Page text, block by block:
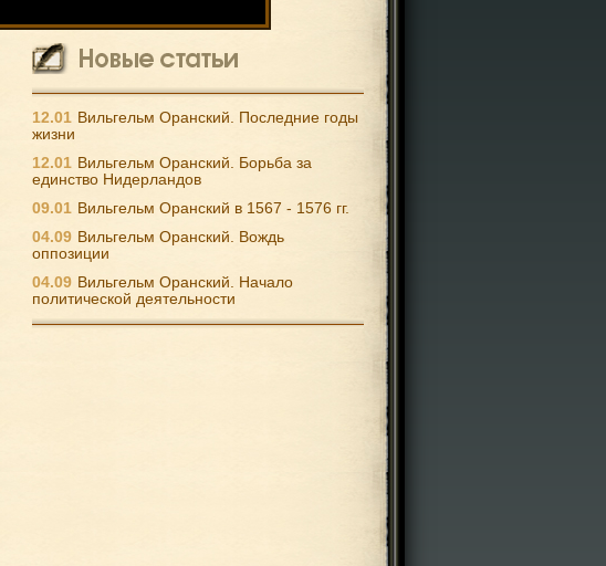
12.01 Вильгельм Оранский. Последние годы
жизни
12.01 Вильгельм Оранский. Борьба за
единство Нидерландов
09.01 Вильгельм Оранский в 1567 - 1576 гг.
04.09 Вильгельм Оранский. Вождь
оппозиции
04.09 Вильгельм Оранский. Начало
политической деятельности